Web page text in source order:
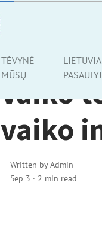
TĖVYNĖ
MŪSŲ
AKTUALIJOS
Vaiko
vaiko
Written byAdmin
Sep 3 · 2 min read